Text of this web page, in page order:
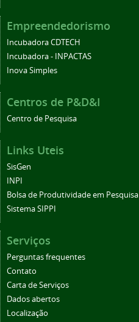
Empreendedorismo
Incubadora CDTECH
Incubadora - INPACTAS
Inova Simples
Centros de P&D&I
Centro de Pesquisa
Links Uteis
SisGen
INPI
Bolsa de Produtividade em Pesquisa
Sistema SIPPI
Serviços
Perguntas frequentes
Contato
Carta de Serviços
Dados abertos
Localização